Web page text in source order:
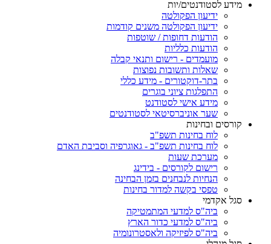
מידע לסטודנטים/יות
ידיעון הפקולטה
ידיעון הפקולטה משנים קודמות
הודעות דחופות / שוטפות
הודעות כלליות
מועמדים - רישום ותנאי קבלה
שאלות ותשובות נפוצות
בתר-דוקטורים - מידע כללי
התפלגות ציוני בוגרים
מידע אישי לסטודנט
שער אוניברסיטאי לסטודנטים
קורסים ובחינות
לוח בחינות תשפ"ב
לוח בחינות תשפ"ב - גאוגרפיה וסביבת האדם
מערכת שעות
רישום לקורסים - בידינג
הנחיות לנבחנים בזמן הבחינה
טפסי בקשה למדור בחינות
סגל אקדמי
ביה"ס למדעי המתמטיקה
ביה"ס למדעי כדור הארץ
ביה"ס לפיזיקה ולאסטרונומיה